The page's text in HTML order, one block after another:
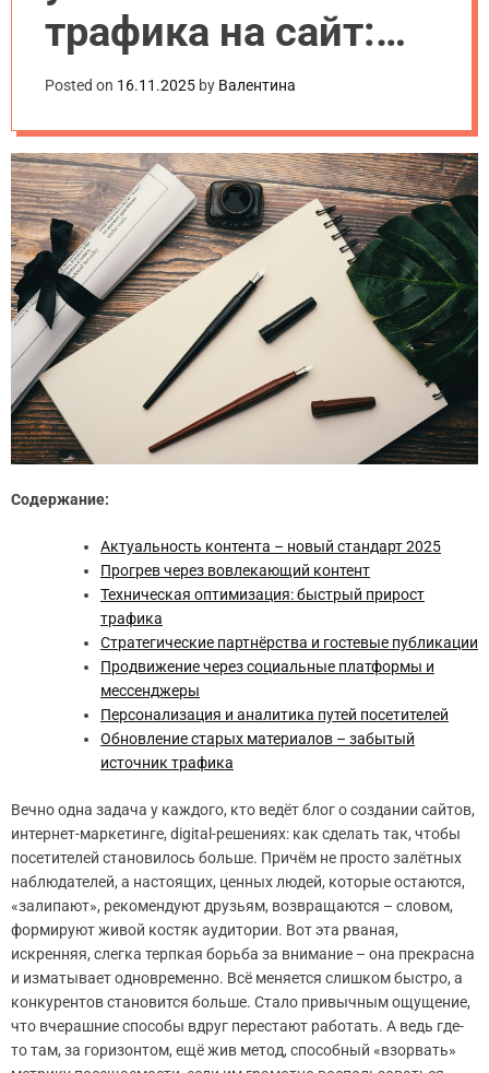
трафика на сайт:
проверенные
способы 2025
Posted on 16.11.2025 by Валентина
Содержание:
Актуальность контента – новый стандарт 2025
Прогрев через вовлекающий контент
Техническая оптимизация: быстрый прирост
трафика
Стратегические партнёрства и гостевые публикации
Продвижение через социальные платформы и
мессенджеры
Персонализация и аналитика путей посетителей
Обновление старых материалов – забытый
источник трафика
Вечно одна задача у каждого, кто ведёт блог о создании сайтов,
интернет-маркетинге, digital-решениях: как сделать так, чтобы
посетителей становилось больше. Причём не просто залётных
наблюдателей, а настоящих, ценных людей, которые остаются,
«залипают», рекомендуют друзьям, возвращаются – словом,
формируют живой костяк аудитории. Вот эта рваная,
искренняя, слегка терпкая борьба за внимание – она прекрасна
и изматывает одновременно. Всё меняется слишком быстро, а
конкурентов становится больше. Стало привычным ощущение,
что вчерашние способы вдруг перестают работать. А ведь где-
то там, за горизонтом, ещё жив метод, способный «взорвать»